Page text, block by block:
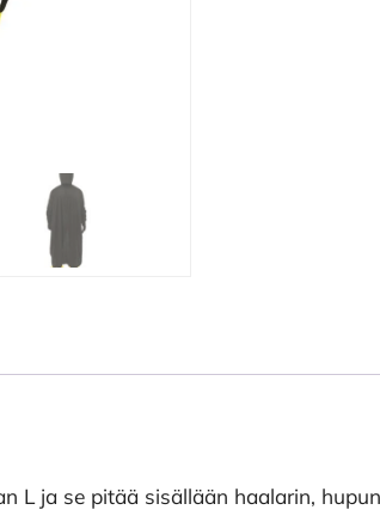
L ja se pitää sisällään haalarin,